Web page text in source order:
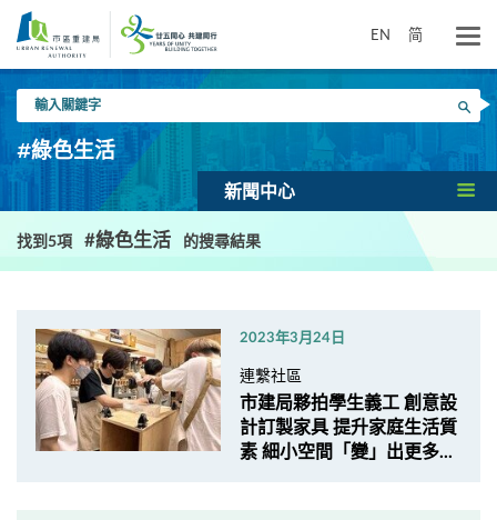
要
EN 简
入
關
鍵
搜尋
#綠色生活
新聞中心
找到5項 #綠色生活 的搜尋結果
2023年3月24日
連繫社區
市建局夥拍學生義工 創意設
計訂製家具 提升家庭生活質
素 細小空間「變」出更多...